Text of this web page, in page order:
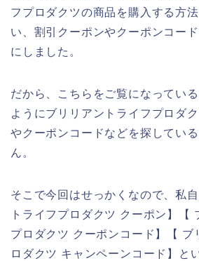
フプロダクツの商品を購入する方
い、割引クーポンやクーポンコー
にしました。
だから、こちらをご覧になってい
ようにブリリアントライフプロダ
やクーポンコードなどを探してい
ん。
そこで今回はせっかくなので、私
トライフプロダクツ クーポン】【
プロダクツ クーポンコード】【 ブ
ロダクツ キャンペーンコード】と